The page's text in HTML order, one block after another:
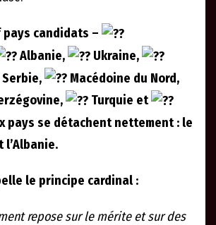
pays candidats –
Albanie,
Ukraine,
Serbie,
Macédoine du Nord,
Turquie et
pays se détachent nettement : le
l’Albanie.
le principe cardinal :
repose sur le mérite et sur des